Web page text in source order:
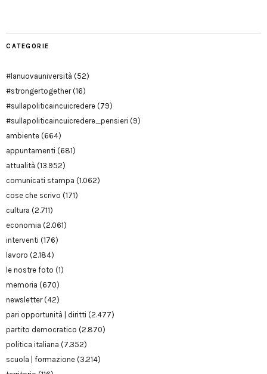
CATEGORIE
#lanuovauniversità (52)
#strongertogether(16)
#sullapoliticaincuicredere (79)
#sullapoliticaincuicredere_pensieri (9)
ambiente (664)
appuntamenti (681)
attualità (13.952)
comunicati stampa (1.062)
cose che scrivo (171)
cultura (2.711)
economia (2.061)
interventi (176)
lavoro (2.184)
le nostre foto (1)
memoria (670)
newsletter(42)
pari opportunità | diritti (2.477)
partito democratico (2.870)
politica italiana (7.352)
scuola | formazione (3.214)